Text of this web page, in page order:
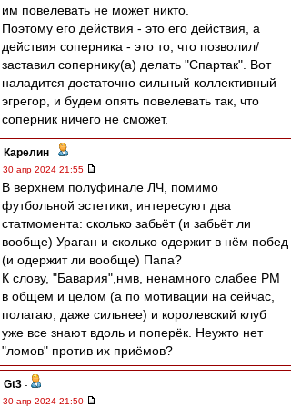
им повелевать не может никто.
Поэтому его действия - это его действия, а
действия соперника - это то, что позволил/
заставил сопернику(а) делать "Спартак". Вот
наладится достаточно сильный коллективный
эгрегор, и будем опять повелевать так, что
соперник ничего не сможет.
Карелин -
30 апр 2024 21:55
В верхнем полуфинале ЛЧ, помимо
футбольной эстетики, интересуют два
статмомента: сколько забьёт (и забьёт ли
вообще) Ураган и сколько одержит в нём побед
(и одержит ли вообще) Папа?
К слову, "Бавария",нмв, ненамного слабее РМ
в общем и целом (а по мотивации на сейчас,
полагаю, даже сильнее) и королевский клуб
уже все знают вдоль и поперёк. Неужто нет
"ломов" против их приёмов?
Gt3 -
30 апр 2024 21:50